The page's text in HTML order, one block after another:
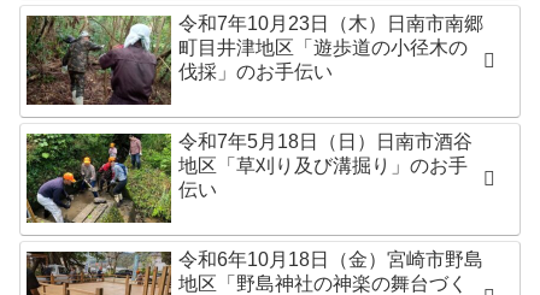
令和7年10月23日（木）日南市南郷
町目井津地区「遊歩道の小径木の
伐採」のお手伝い
令和7年5月18日（日）日南市酒谷
地区「草刈り及び溝掘り」のお手
伝い
令和6年10月18日（金）宮崎市野島
地区「野島神社の神楽の舞台づく